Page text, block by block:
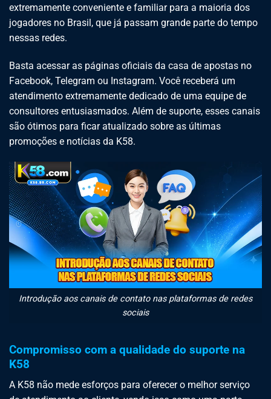
extremamente conveniente e familiar para a maioria dos
jogadores no Brasil, que já passam grande parte do tempo
nessas redes.
Basta acessar as páginas oficiais da casa de apostas no
Facebook, Telegram ou Instagram. Você receberá um
atendimento extremamente dedicado de uma equipe de
consultores entusiasmados. Além de suporte, esses canais
são ótimos para ficar atualizado sobre as últimas
promoções e notícias da K58.
Introdução aos canais de contato nas plataformas de redes
sociais
Compromisso com a qualidade do suporte na
K58
A K58 não mede esforços para oferecer o melhor serviço